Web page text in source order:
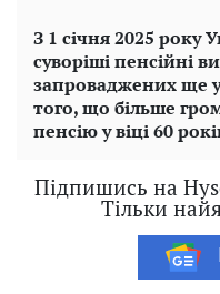
З 1 січня 2025 року
суворіші пенсійні
запроваджених ще
того, що більше
пенсію у віці 60
Підпишись на
Тільки